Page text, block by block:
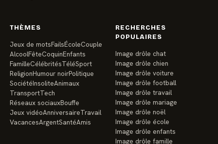
THÈMES
Jeux de motsFailsÉcoleCouple
AlcoolFêteCoquinEnfants
FamilleCélébritésTéléSport
ReligionHumour noirPolitique
SociétéInsoliteAnimaux
TransportTech
Réseaux sociauxBouffe
Jeux vidéoAnniversaireTravail
VacancesArgentSantéAmis
RECHERCHES
POPULAIRES
Image drôle chat
Image drôle chien
Image drôle voiture
Image drôle football
Image drôle travail
Image drôle mariage
Image drôle noël
Image drôle école
Image drôle enfants
Image drôle famille